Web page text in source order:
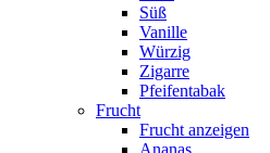
Süß
Vanille
Würzig
Zigarre
Pfeifentabak
Frucht
Frucht anzeigen
Ananas